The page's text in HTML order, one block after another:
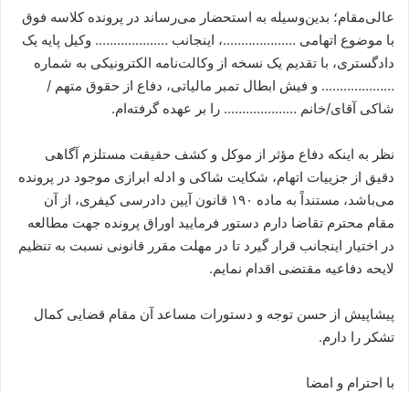
عالی‌مقام؛ بدین‌وسیله به استحضار می‌رساند در پرونده کلاسه فوق
با موضوع اتهامی ………………..، اینجانب ……………….. وکیل پایه یک
دادگستری، با تقدیم یک نسخه از وکالت‌نامه الکترونیکی به شماره
……………….. و فیش ابطال تمبر مالیاتی، دفاع از حقوق متهم /
شاکی آقای/خانم ……………….. را بر عهده گرفته‌ام.
نظر به اینکه دفاع مؤثر از موکل و کشف حقیقت مستلزم آگاهی
دقیق از جزییات اتهام، شکایت شاکی و ادله ابرازی موجود در پرونده
می‌باشد، مستنداً به ماده ۱۹۰ قانون آیین دادرسی کیفری، از آن
مقام محترم تقاضا دارم دستور فرمایید اوراق پرونده جهت مطالعه
در اختیار اینجانب قرار گیرد تا در مهلت مقرر قانونی نسبت به تنظیم
لایحه دفاعیه مقتضی اقدام نمایم.
پیشاپیش از حسن توجه و دستورات مساعد آن مقام قضایی کمال
تشکر را دارم.
با احترام و امضا